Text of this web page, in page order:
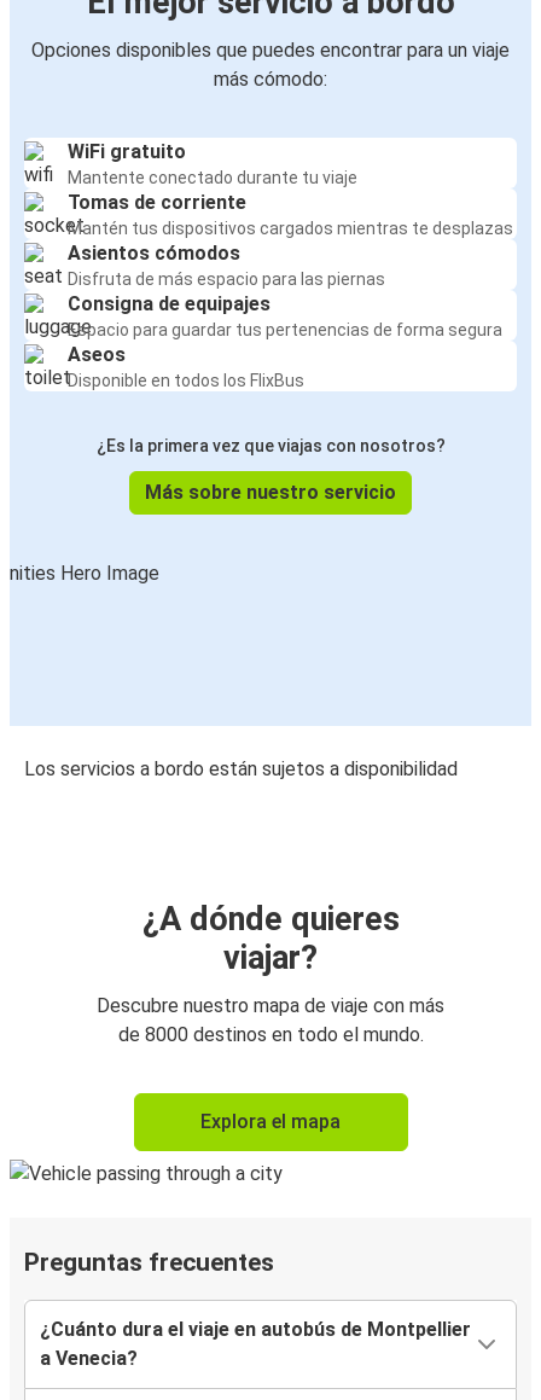
Opciones disponibles que puedes encontrar para un viaje
más cómodo:
WiFi gratuito
Mantente conectado durante tu viaje
Tomas de corriente
Mantén tus dispositivos cargados mientras te desplazas
Asientos cómodos
Disfruta de más espacio para las piernas
Consigna de equipajes
Espacio para guardar tus pertenencias de forma segura
Aseos
Disponible en todos los FlixBus
¿Es la primera vez que viajas con nosotros?
Más sobre nuestro servicio
Los servicios a bordo están sujetos a disponibilidad
¿A dónde quieres
viajar?
Descubre nuestro mapa de viaje con más
de 8000 destinos en todo el mundo.
Explora el mapa
Preguntas frecuentes
¿Cuánto dura el viaje en autobús de Montpellier
a Venecia?